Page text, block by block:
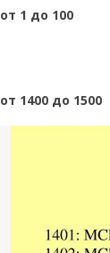
от 1 до 100
от 1400 до 1500